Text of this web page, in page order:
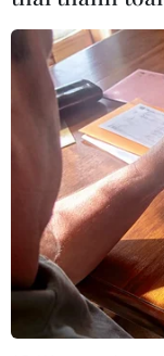
cho hơn
chụp cắt lớp
141 ca ung
năng hô hấp
lao, viêm
thường về
trực tuyến sử
phoikhoe.net.
Thông tin trên
Y tế đưa ra khi